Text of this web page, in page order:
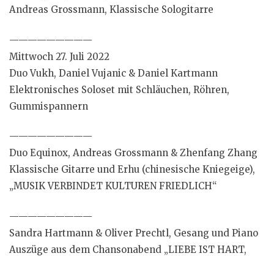
Andreas Grossmann, Klassische Sologitarre
—————————
Mittwoch 27. Juli 2022
Duo Vukh, Daniel Vujanic & Daniel Kartmann
Elektronisches Soloset mit Schläuchen, Röhren,
Gummispannern
—————————
Duo Equinox, Andreas Grossmann & Zhenfang Zhang
Klassische Gitarre und Erhu (chinesische Kniegeige),
„MUSIK VERBINDET KULTUREN FRIEDLICH“
—————————
Sandra Hartmann & Oliver Prechtl, Gesang und Piano
Auszüge aus dem Chansonabend „LIEBE IST HART,